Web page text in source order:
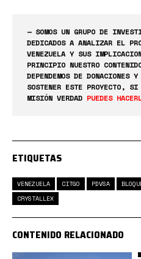
— SOMOS UN GRUPO DE
DEDICADOS A ANALIZAR EL
VENEZUELA Y SUS
PRINCIPIO NUESTRO
DEPENDEMOS DE DONACIONES
SOSTENER ESTE PROYECTO,
MISIÓN VERDAD PUEDES
ETIQUETAS
VENEZUELA CITGO PDVSA
CRYSTALLEX
CONTENIDO RELACIONADO